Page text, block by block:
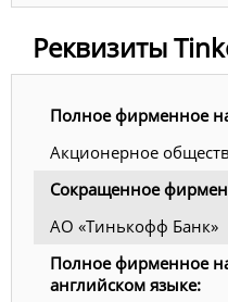
Реквизиты
Полное фирменное
Акционерное
Сокращенное
АО «Тинькофф Банк»
Полное фирменное
английском языке: